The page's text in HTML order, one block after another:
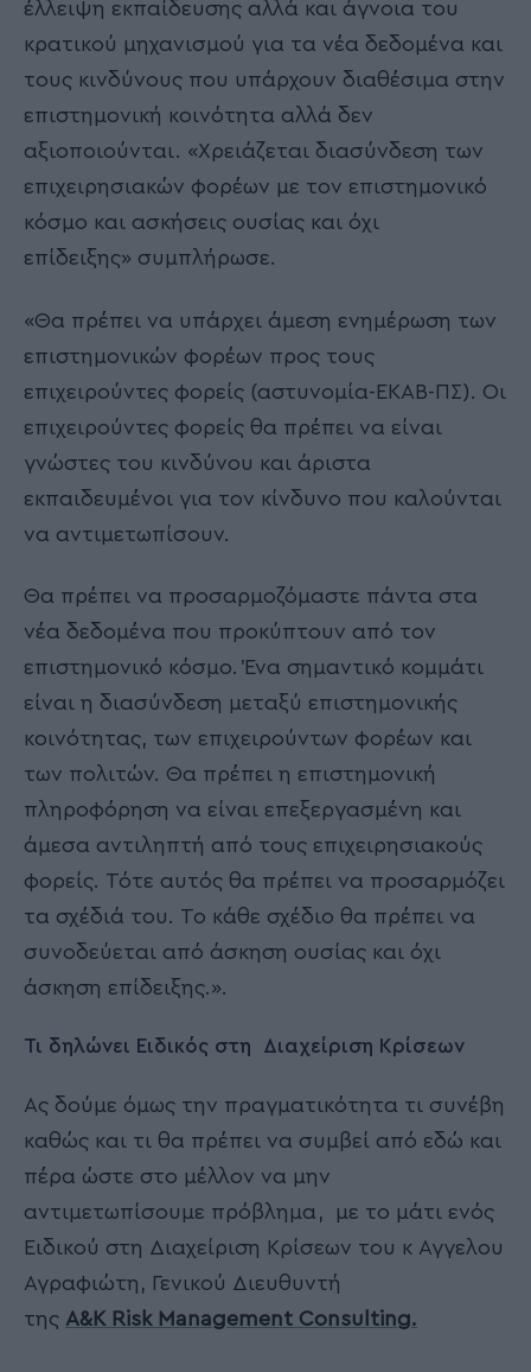
έλλειψη εκπαίδευσης αλλά και άγνοια του
κρατικού μηχανισμού για τα νέα δεδομένα και
τους κινδύνους που υπάρχουν διαθέσιμα στην
επιστημονική κοινότητα αλλά δεν
αξιοποιούνται. «Χρειάζεται διασύνδεση των
επιχειρησιακών φορέων με τον επιστημονικό
κόσμο και ασκήσεις ουσίας και όχι
επίδειξης» συμπλήρωσε.
«Θα πρέπει να υπάρχει άμεση ενημέρωση των
επιστημονικών φορέων προς τους
επιχειρούντες φορείς (αστυνομία-ΕΚΑΒ-ΠΣ). Οι
επιχειρούντες φορείς θα πρέπει να είναι
γνώστες του κινδύνου και άριστα
εκπαιδευμένοι για τον κίνδυνο που καλούνται
να αντιμετωπίσουν.
Θα πρέπει να προσαρμοζόμαστε πάντα στα
νέα δεδομένα που προκύπτουν από τον
επιστημονικό κόσμο. Ένα σημαντικό κομμάτι
είναι η διασύνδεση μεταξύ επιστημονικής
κοινότητας, των επιχειρούντων φορέων και
των πολιτών. Θα πρέπει η επιστημονική
πληροφόρηση να είναι επεξεργασμένη και
άμεσα αντιληπτή από τους επιχειρησιακούς
φορείς. Τότε αυτός θα πρέπει να προσαρμόζει
τα σχέδιά του. Το κάθε σχέδιο θα πρέπει να
συνοδεύεται από άσκηση ουσίας και όχι
άσκηση επίδειξης.».
Τι δηλώνει Ειδικός στη Διαχείριση Κρίσεων
Ας δούμε όμως την πραγματικότητα τι συνέβη
καθώς και τι θα πρέπει να συμβεί από εδώ και
πέρα ώστε στο μέλλον να μην
αντιμετωπίσουμε πρόβλημα, με το μάτι ενός
Ειδικού στη Διαχείριση Κρίσεων του κ Αγγελου
Αγραφιώτη, Γενικού Διευθυντή
της A&K Risk Management Consulting.